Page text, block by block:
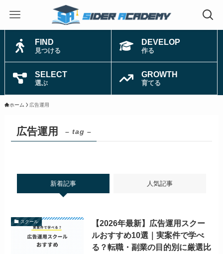
FIND
見つける
DEVELOP
作る
SELECT
選ぶ
GROWTH
育てる
ホーム 広告運用
広告運用 – tag –
新着記事 人気記事
スクール
【2026年最新】広告運用スクー
ルおすすめ10選｜実案件で学べ
る？転職・副業の目的別に厳選比